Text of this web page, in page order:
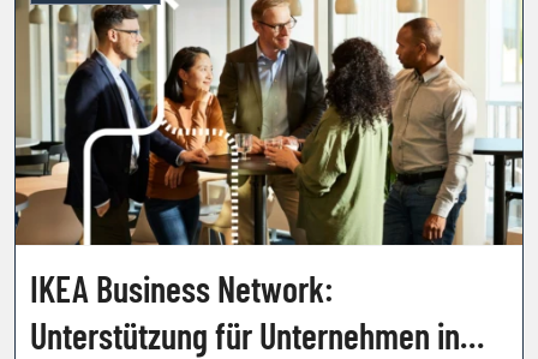
IKEA Business Network:
Unterstützung für Unternehmen in